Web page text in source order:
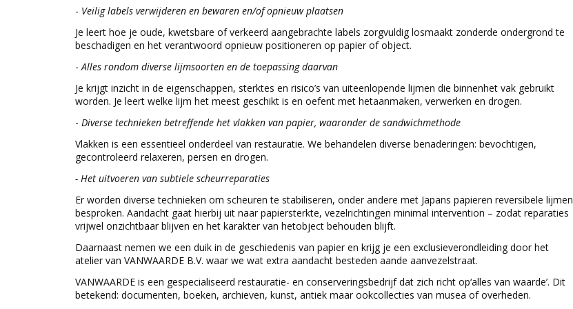
- Veilig labels verwijderen en bewaren en/of opnieuw plaatsen
Je leert hoe je oude, kwetsbare of verkeerd aangebrachte labels zorgvuldig losmaakt zonderde ondergrond te
beschadigen en het verantwoord opnieuw positioneren op papier of object.
-Alles rondom diverse lijmsoorten en de toepassing daarvan
Je krijgt inzicht in de eigenschappen, sterktes en risico’s van uiteenlopende lijmen die binnenhet vak gebruikt
worden. Je leert welke lijm het meest geschikt is en oefent met hetaanmaken, verwerken en drogen.
- Diverse technieken betreffende het vlakken van papier, waaronder de sandwichmethode
Vlakken is een essentieel onderdeel van restauratie. We behandelen diverse benaderingen: bevochtigen,
gecontroleerd relaxeren, persen en drogen.
- Het uitvoeren van subtiele scheurreparaties
Er worden diverse technieken om scheuren te stabiliseren, onder andere met Japans papieren reversibele lijmen
besproken. Aandacht gaat hierbij uit naar papiersterkte, vezelrichtingen minimal intervention – zodat reparaties
vrijwel onzichtbaar blijven en het karakter van hetobject behouden blijft.
Daarnaast nemen we een duik in de geschiedenis van papier en krijg je een exclusieverondleiding door het
atelier van VANWAARDE B.V. waar we wat extra aandacht besteden aande aanvezelstraat.
VANWAARDE is een gespecialiseerd restauratie- en conserveringsbedrijf dat zich richt op‘alles van waarde’. Dit
betekend: documenten, boeken, archieven, kunst, antiek maar ookcollecties van musea of overheden.